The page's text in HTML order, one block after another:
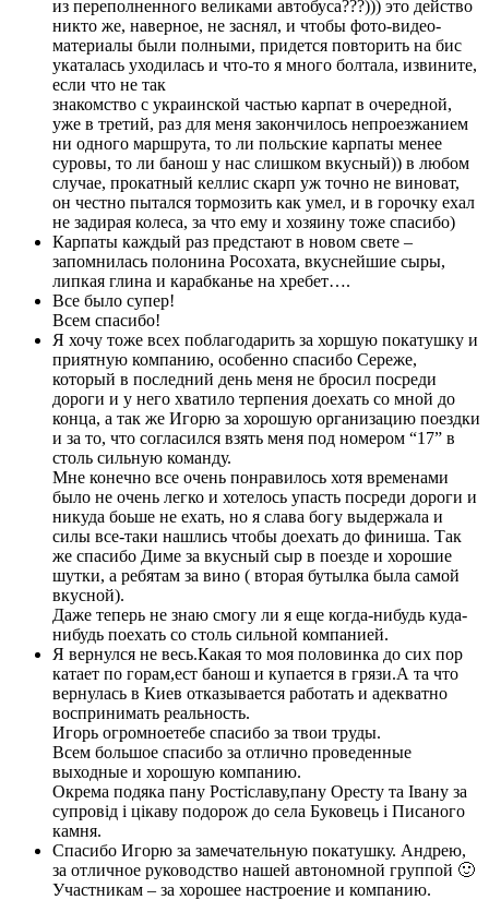
из переполненного великами автобуса???))) это действо
никто же, наверное, не заснял, и чтобы фото-видео-
материалы были полными, придется повторить на бис
укаталась уходилась и что-то я много болтала, извините,
если что не так
знакомство с украинской частью карпат в очередной,
уже в третий, раз для меня закончилось непроезжанием
ни одного маршрута, то ли польские карпаты менее
суровы, то ли банош у нас слишком вкусный)) в любом
случае, прокатный келлис скарп уж точно не виноват,
он честно пытался тормозить как умел, и в горочку ехал
не задирая колеса, за что ему и хозяину тоже спасибо)
Карпаты каждый раз предстают в новом свете –
запомнилась полонина Росохата, вкуснейшие сыры,
липкая глина и карабканье на хребет….
Все было супер!
Всем спасибо!
Я хочу тоже всех поблагодарить за хоршую покатушку и
приятную компанию, особенно спасибо Сереже,
который в последний день меня не бросил посреди
дороги и у него хватило терпения доехать со мной до
конца, а так же Игорю за хорошую организацию поездки
и за то, что согласился взять меня под номером “17” в
столь сильную команду.
Мне конечно все очень понравилось хотя временами
было не очень легко и хотелось упасть посреди дороги и
никуда боьше не ехать, но я слава богу выдержала и
силы все-таки нашлись чтобы доехать до финиша. Так
же спасибо Диме за вкусный сыр в поезде и хорошие
шутки, а ребятам за вино ( вторая бутылка была самой
вкусной).
Даже теперь не знаю смогу ли я еще когда-нибудь куда-
нибудь поехать со столь сильной компанией.
Я вернулся не весь.Какая то моя половинка до сих пор
катает по горам,ест банош и купается в грязи.А та что
вернулась в Киев отказывается работать и адекватно
воспринимать реальность.
Игорь огромноетебе спасибо за твои труды.
Всем большое спасибо за отлично проведенные
выходные и хорошую компанию.
Окрема подяка пану Ростіславу,пану Оресту та Івану за
супровід і цікаву подорож до села Буковець і Писаного
камня.
Спасибо Игорю за замечательную покатушку. Андрею,
за отличное руководство нашей автономной группой 🙂
Участникам – за хорошее настроение и компанию.